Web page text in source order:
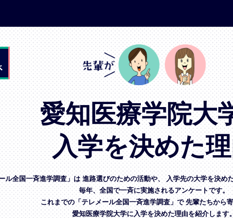
愛知医療学院大
入学を決めた
ル全国一斉進学調査」は進路選びのための活動や、入学先の大学を決め
毎年、全国で一斉に実施されるアンケートです。
これまでの「テレメール全国一斉進学調査」で先輩たちから
愛知医療学院大学に入学を決めた理由を紹介します